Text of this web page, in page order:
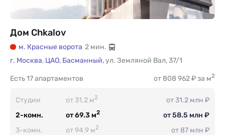
Дом Chkalov
м. Красные ворота 2 мин.
г. Москва, ЦАО, Басманный,ул. Земляной Вал,37/1
17 апартаментов
Есть от 808 962 ₽ за м2
Студии от 31.2 м2
от 31.2 млн ₽
2-комн.
от 69.3 м2
от 58.5 млн ₽
3-комн.
от 94.9 м2 от 87 млн ₽